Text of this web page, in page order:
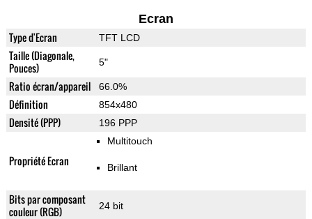
Ecran
Type d'Ecran TFT LCD
Taille (Diagonale,
Pouces)
5"
Ratio écran/appareil 66.0%
Définition 854x480
Densité (PPP) 196 PPP
Propriété Ecran
Multitouch
Brillant
Bits par composant
couleur (RGB)
24 bit